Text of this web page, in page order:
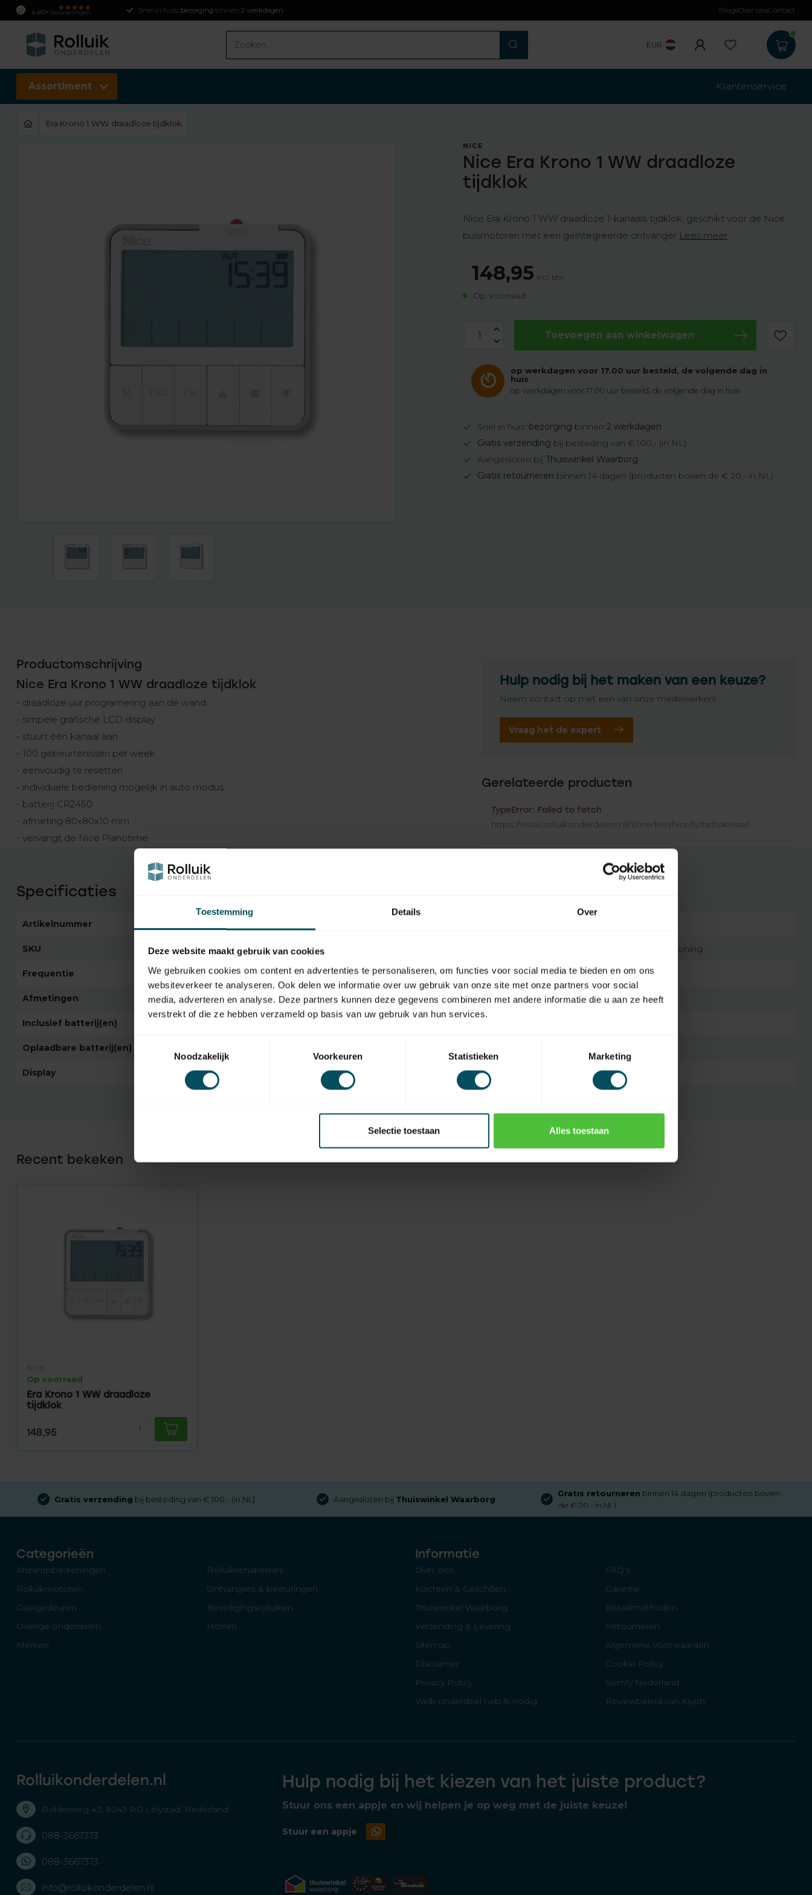
Toestemming Details Over
Deze website maakt gebruik van cookies
We gebruiken cookies om content en advertenties te personaliseren, om functies voor social media te bieden en om ons
websiteverkeer te analyseren. Ook delen we informatie over uw gebruik van onze site met onze partners voor social
media, adverteren en analyse. Deze partners kunnen deze gegevens combineren met andere informatie die u aan ze heeft
verstrekt of die ze hebben verzameld op basis van uw gebruik van hun services.
Noodzakelijk
Voorkeuren Statistieken Marketing
Selectie toestaan Alles toestaan
4.457+ beoordelingen Snel in huis: bezorging binnen 2 werkdagen Gratis verzending
BlogsOver onsContact
EUR
Assortiment Klantenservice
Era Krono 1 WW draadloze tijdklok
NICE
Nice Era Krono 1 WW draadloze
tijdklok
Nice Era Krono 1 WW draadloze 1-kanaals tijdklok, geschikt voor de Nice
buismotoren met een geïntegreerde ontvanger Lees meer.
148,95 Incl. btw
Op voorraad
Toevoegen aan winkelwagen
op werkdagen voor 17.00 uur besteld, de volgende dag in
huis
op werkdagen voor 17.00 uur besteld, de volgende dag in huis
Snel in huis: bezorging binnen2 werkdagen
Gratis verzending bij besteding van € 100,- (in NL)
Aangesloten bijThuiswinkel Waarborg
Gratis retourneren binnen 14 dagen (producten boven de € 20,- in NL)
Productomschrijving
Nice Era Krono 1 WW draadloze tijdklok
- draadloze uur programering aan de wand
- simpele grafische LCD display
- stuurt één kanaal aan
- 100 gebeurtenissen per week
- eenvoudig te resetten
- individuele bediening mogelijk in auto modus
- batterij CR2450
- afmeting 80x80x10 mm
- vervangt de Nice Planotime
Hulp nodig bij het maken van een keuze?
Neem contact op met een van onze medewerkers
Vraag het de expert
Gerelateerde producten
TypeError: Failed to fetch
https://www.rolluikonderdelen.nl/nl/merken/nice/tijdschakelaar/
Specificaties
Artikelnummer
SKU Era Krono 1 WW originele afstandsbediening
Frequentie 433,92 MHz Aantal kanalen 1 kanaal
Afmetingen 80 x 80 x 20 mm Materiaal kunststof
Inclusief batterij(en)
Oplaadbare batterij(en)
Display Touchscreen
Recent bekeken
NICE
Op voorraad
Era Krono 1 WW draadloze
tijdklok
148,95
Gratis verzending bij besteding van € 100,- (in NL) Aangesloten bij Thuiswinkel Waarborg
Gratis retourneren binnen 14 dagen (producten boven
de € 20,- in NL)
Categorieën
Afstandsbedieningen
Rolluikschakelaars
Rolluikmotoren
Ontvangers & besturingen
Garagedeuren
Beveiligingsrolluiken
Overige onderdelen
Horren
Merken
Informatie
Over ons
FAQ's
Klachten & Geschillen
Garantie
Thuiswinkel Waarborg
Betaalmethoden
Verzending & Levering
Retourneren
Sitemap
Algemene Voorwaarden
Disclaimer
Cookie Policy
Privacy Policy
Somfy Nederland
Welk onderdeel heb ik nodig
Reviewbeleid van Kiyoh
Rolluikonderdelen.nl
Bolderweg 43, 8243 RD Lelystad, Nederland
088-3667373
088-3667373
info@rolluikonderdelen.nl
Hulp nodig bij het kiezen van het juiste product?
Stuur ons een appje en wij helpen je op weg met de juiste keuze!
Stuur een appje